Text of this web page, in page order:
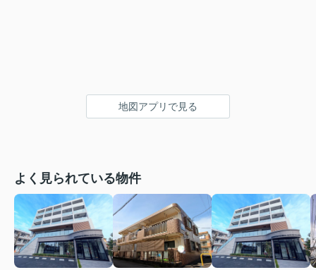
地図アプリで見る
よく見られている物件